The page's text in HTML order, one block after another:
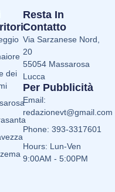
dei
Resta In
Contatto
Via Sarzanese Nord,
20
55054 Massarosa
Lucca
Per Pubblicità
Email:
redazionevt@gmail.com
Phone: 393-3317601
Hours: Lun-Ven
9:00AM - 5:00PM